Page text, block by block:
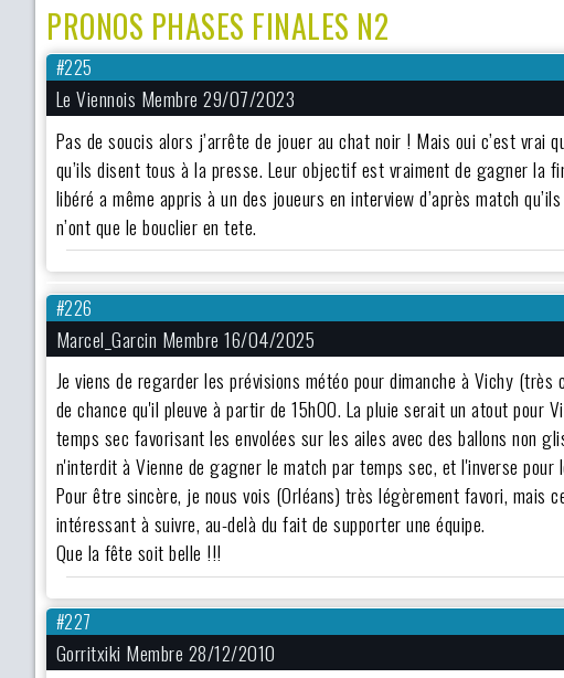
PRONOS PHASES FINALES N2
#225
Le Viennois Membre 29/07/2023
Pas de soucis alors j’arrête de jouer au chat noir ! Mais oui c’est vrai
qu’ils disent tous à la presse. Leur objectif est vraiment de gagner la
libéré a même appris à un des joueurs en interview d’après match
n’ont que le bouclier en tete.
#226
Marcel_Garcin Membre 16/04/2025
Je viens de regarder les prévisions météo pour dimanche à Vichy
de chance qu'il pleuve à partir de 15hOO. La pluie serait un atout pour
temps sec favorisant les envolées sur les ailes avec des ballons non
n'interdit à Vienne de gagner le match par temps sec, et l'inverse pour
Pour être sincère, je nous vois (Orléans) très légèrement favori, mais
intéressant à suivre, au-delà du fait de supporter une équipe.
Que la fête soit belle !!!
#227
Gorritxiki Membre 28/12/2010